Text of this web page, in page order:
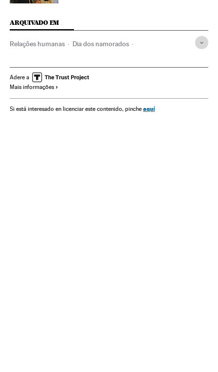
ARQUIVADO EM
Relações humanas Dia dos namorados
Ciências sociais Sociedade
Adere a
Mais informações
Si está interesado en licenciar este contenido, pinche aquí